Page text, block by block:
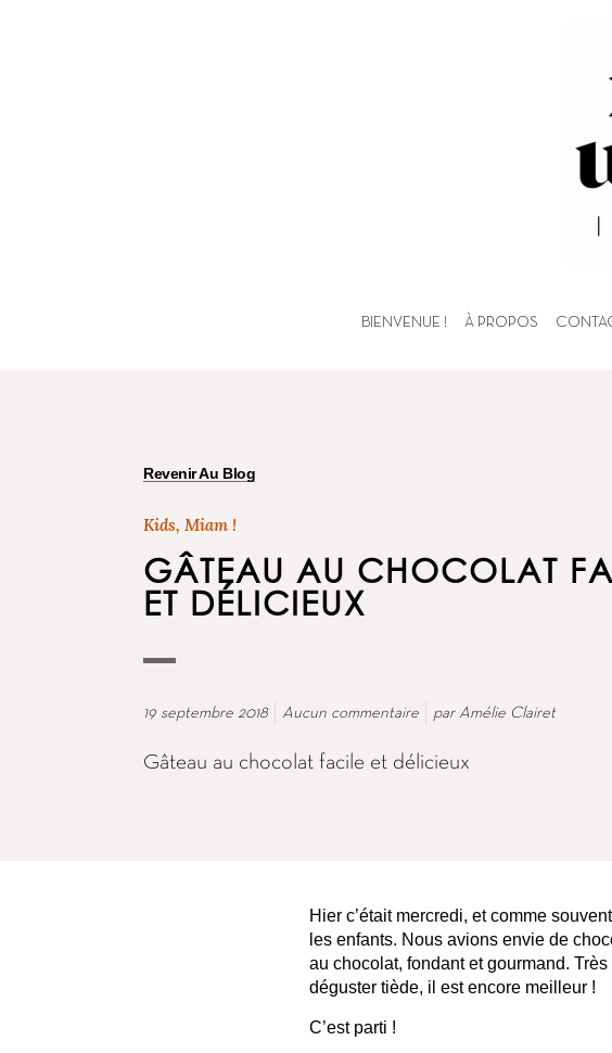
BIENVENUE ! À PROPOS
Revenir Au Blog
Kids, Miam !
GÂTEAU AU CHOCOLAT
ET DÉLICIEUX
19 septembre 2018 Aucun commentaire par Amélie Clairet
Gâteau au chocolat facile et délicieux
Hier c’était mercredi, et comme
les enfants. Nous avions envie de
au chocolat, fondant et gourmand.
déguster tiède, il est encore meilleur !
C’est parti !